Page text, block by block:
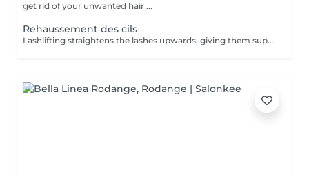
get rid of your unwanted hair ...
Rehaussement des cils
Lashlifting straightens the lashes upwards, giving them superb curvature, length, height and volume: your lashes appear longer and denser. For all those who want to have an intense look and longer eyelashes this is a technique that lengthens your own eyelashes without having to resort to eyelash extensions. It can be complementary to the application of eyelash extensions, in order to facilitate their application when your eyelashes are too straight or too curved: Beauty in the blink of an eye! The treatment lasts only 45 minutes and is not uncomfortable: its curling effect lasts between 8 and 12 weeks, which corresponds to the natural cycle of the eyelashes. Immediately after the enhancement, we offer either an eyelash tint, to intensify the color of your eyelashes, or a keratin treatment, a unique treatment to nourish, thicken and hydrate your natural eyelashes, or the application of a semi-permanent mascara to further improve the 'made-up' appearance (held for 3-4 weeks). You have the possibility to do all these treatments in the same session :))